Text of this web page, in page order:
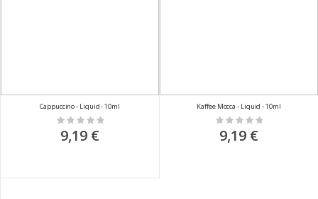
Cappuccino - Liquid - 10ml
Rating:
0%
9,19 €
Kaffee Mocca - Liquid - 10ml
Rating:
0%
9,19 €